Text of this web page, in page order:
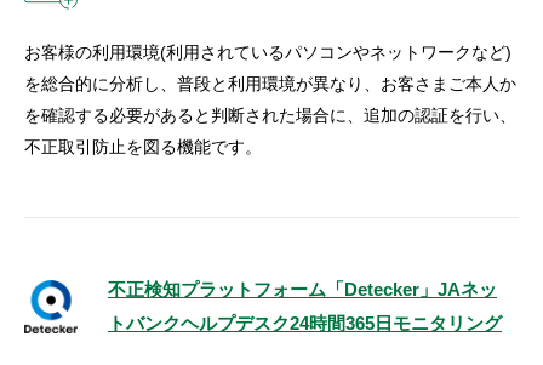
お客様の利用環境(利用されているパソコンやネットワークなど)
を総合的に分析し、普段と利用環境が異なり、お客さまご本人か
を確認する必要があると判断された場合に、追加の認証を行い、
不正取引防止を図る機能です。
不正検知プラットフォーム「Detecker」JAネッ
トバンクヘルプデスク24時間365日モニタリング